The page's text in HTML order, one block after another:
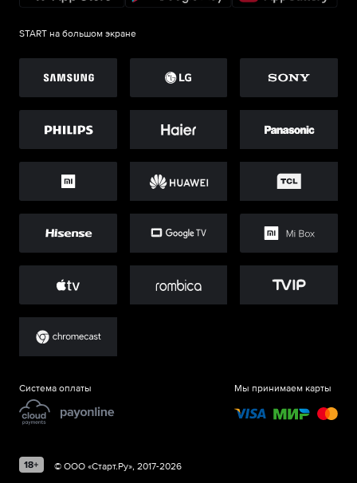
START на большом экране
Система оплаты Мы принимаем карты
© ООО «Старт.Ру», 2017-2026